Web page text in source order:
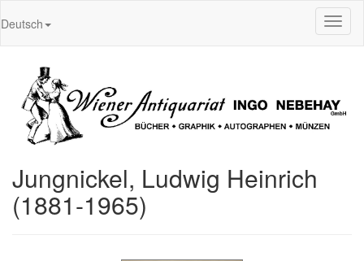
Deutsch
Jungnickel, Ludwig Heinrich
(1881-1965)